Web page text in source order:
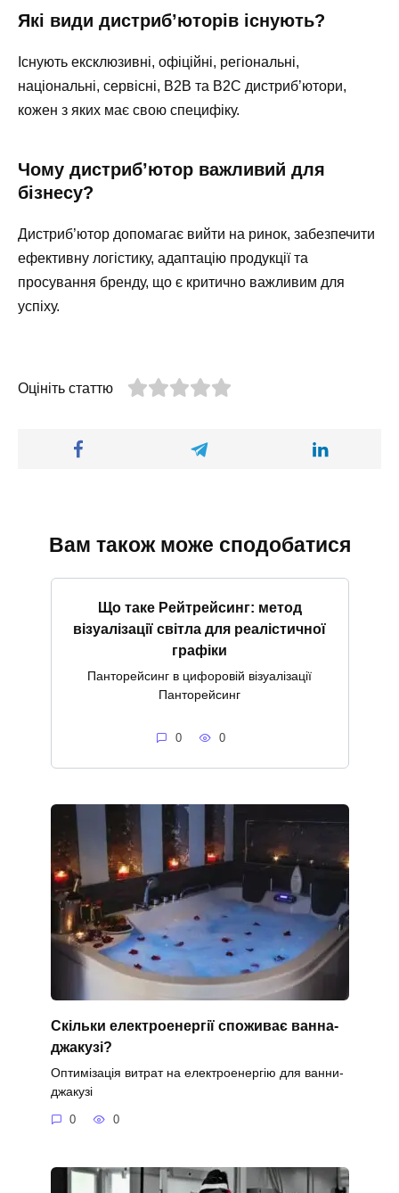
Які види дистриб’юторів існують?
Існують ексклюзивні, офіційні, регіональні,
національні, сервісні, B2B та B2C дистриб’ютори,
кожен з яких має свою специфіку.
Чому дистриб’ютор важливий для
бізнесу?
Дистриб’ютор допомагає вийти на ринок, забезпечити
ефективну логістику, адаптацію продукції та
просування бренду, що є критично важливим для
успіху.
Оцініть статтю
Вам також може сподобатися
Що таке Рейтрейсинг: метод
візуалізації світла для реалістичної
графіки
Панторейсинг в цифоровій візуалізації
Панторейсинг
0 0
Скільки електроенергії споживає ванна-
джакузі?
Оптимізація витрат на електроенергію для ванни-
джакузі
0 0